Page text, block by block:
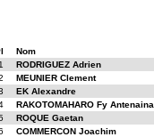
Nom
1
RODRIGUEZ Adrien
MEUNIER Clement
EK Alexandre
RAKOTOMAHARO Fy Antenaina
ROQUE Gaetan
COMMERCON Joachim